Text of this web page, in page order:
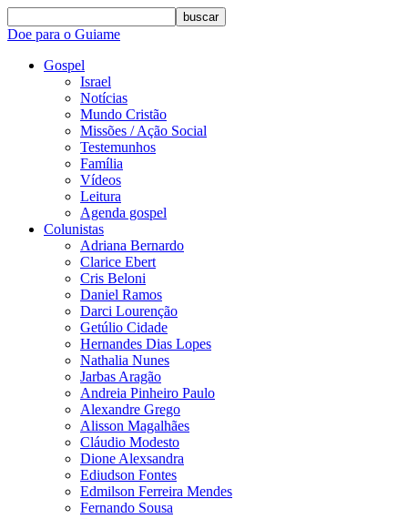
buscar
Doe para o Guiame
Gospel
Israel
Notícias
Mundo Cristão
Missões / Ação Social
Testemunhos
Família
Vídeos
Leitura
Agenda gospel
Colunistas
Adriana Bernardo
Clarice Ebert
Cris Beloni
Daniel Ramos
Darci Lourenção
Getúlio Cidade
Hernandes Dias Lopes
Nathalia Nunes
Jarbas Aragão
Andreia Pinheiro Paulo
Alexandre Grego
Alisson Magalhães
Cláudio Modesto
Dione Alexsandra
Ediudson Fontes
Edmilson Ferreira Mendes
Fernando Sousa